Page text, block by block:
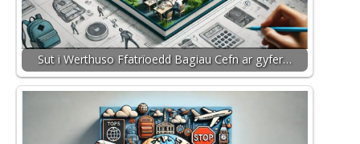
Sut i Werthuso Ffatrïoedd Bagiau Cefn ar gyfer…